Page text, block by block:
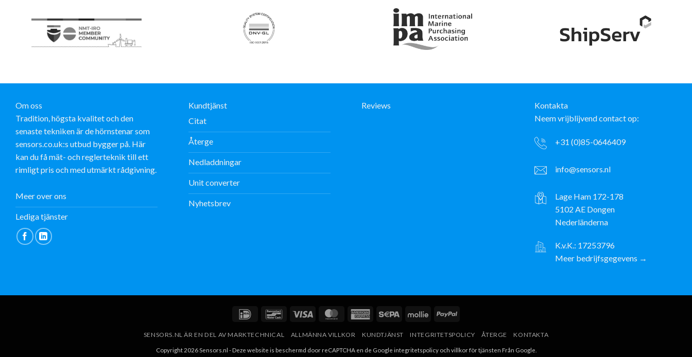
Om oss
Tradition, högsta kvalitet och den
senaste tekniken är de hörnstenar som
sensors.co.uk:s utbud bygger på. Här
kan du få mät- och reglerteknik till ett
rimligt pris och med utmärkt rådgivning.
Meer over ons
Lediga tjänster
Kundtjänst
Citat
Återge
Nedladdningar
Unit converter
Nyhetsbrev
Reviews
Kontakta
Neem vrijblijvend contact op:
+31 (0)85-0646409
info@sensors.nl
Lage Ham 172-178
5102 AE Dongen
Nederländerna
K.v.K.: 17253796
Meer bedrijfsgegevens →
IDeal BancontactVisum MasterCardAmerican Sepa Mollie PayPal
SENSORS.NL ÄR EN DEL AV MARKTECHNICAL ALLMÄNNA VILLKOR KUNDTJÄNST INTEGRITETSPOLICY ÅTERGE KONTAKTA
Copyright 2026 Sensors.nl - Deze website is beschermd door reCAPTCHA en de Google integritetspolicyoch villkor för tjänsten Från Google.